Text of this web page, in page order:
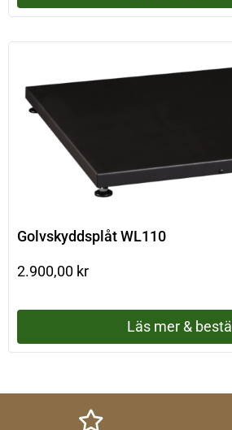
Golvskyddsplåt WL110
2.900,00 kr
Läs mer & beställ